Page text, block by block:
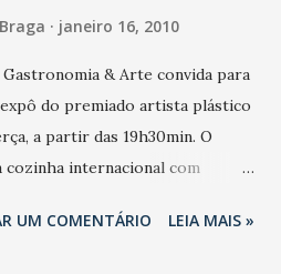
No Low Profile by Kiko
Góes.
janeiro 16, 2010
& Arte convida para
do premiado artista plástico
a partir das 19h30min. O
internacional com
UM COMENTÁRIO LEIA MAIS »